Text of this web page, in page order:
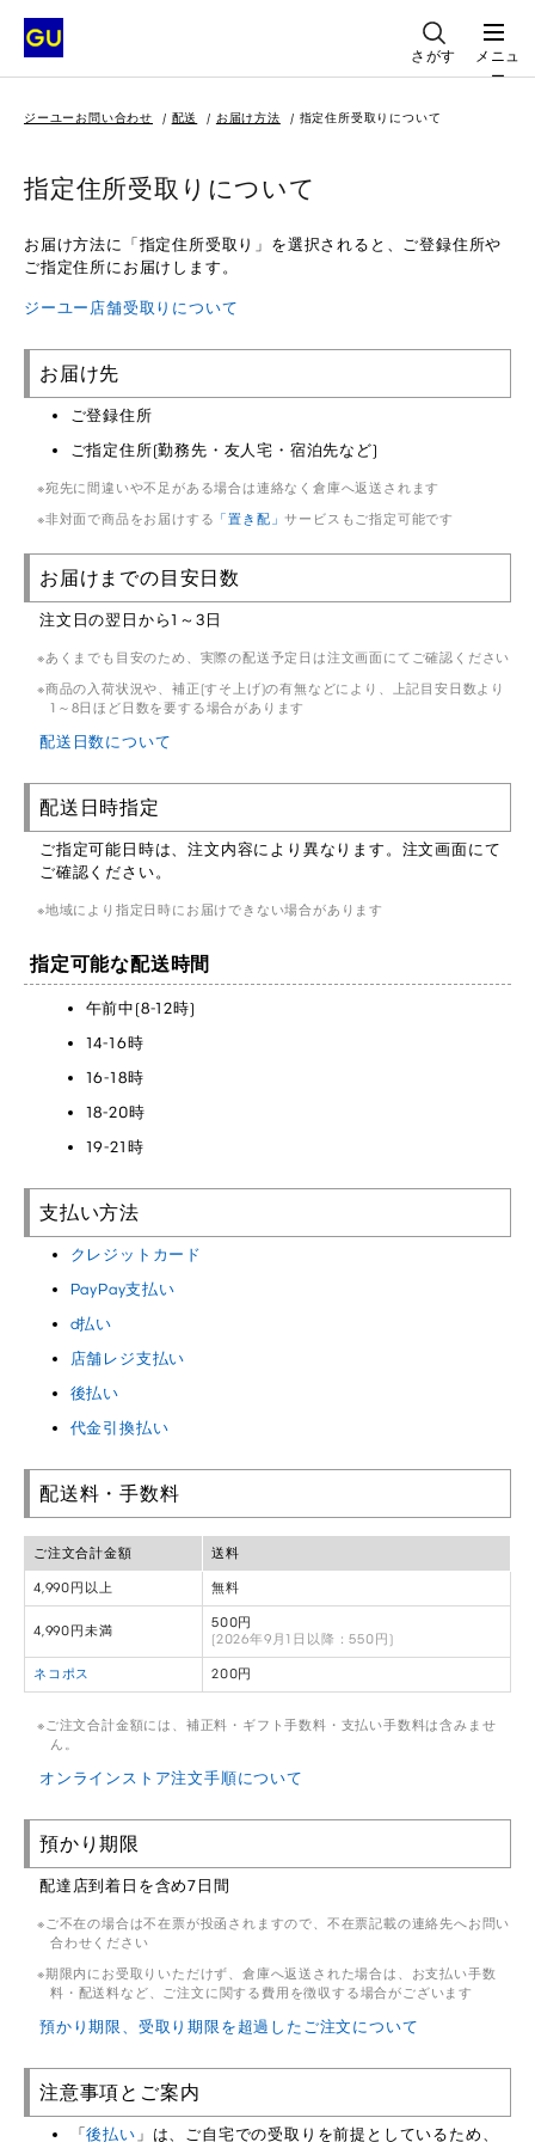
さがす
メニュ
ー
ジーユーお問い合わせ 配送 お届け方法 指定住所受取りについて
指定住所受取りについて
お届け方法に「指定住所受取り」を選択されると、ご登録住所や
ご指定住所にお届けします。
ジーユー店舗受取りについて
お届け先
ご登録住所
ご指定住所(勤務先・友人宅・宿泊先など)
宛先に間違いや不足がある場合は連絡なく倉庫へ返送されます
非対面で商品をお届けする 「置き配」サービスもご指定可能です
お届けまでの目安日数
注文日の翌日から1～3日
あくまでも目安のため、実際の配送予定日は注文画面にてご確認ください
商品の入荷状況や、補正(すそ上げ)の有無などにより、上記目安日数より
1～8日ほど日数を要する場合があります
配送日数について
配送日時指定
ご指定可能日時は、注文内容により異なります。注文画面にて
ご確認ください。
地域により指定日時にお届けできない場合があります
指定可能な配送時間
午前中(8-12時)
14-16時
16-18時
18-20時
19-21時
支払い方法
クレジットカード
PayPay支払い
d払い
店舗レジ支払い
後払い
代金引換払い
配送料・手数料
ご注文合計金額 送料
4,990円以上 無料
4,990円未満
500円
(2026年9月1日以降：550円)
ネコポス 200円
ご注文合計金額には、補正料・ギフト手数料・支払い手数料は含みませ
ん。
オンラインストア注文手順について
預かり期限
配達店到着日を含め7日間
ご不在の場合は不在票が投函されますので、不在票記載の連絡先へお問い
合わせください
期限内にお受取りいただけず、倉庫へ返送された場合は、お支払い手数
料・配送料など、ご注文に関する費用を徴収する場合がございます
預かり期限、受取り期限を超過したご注文について
注意事項とご案内
「後払い 」は、ご自宅での受取りを前提としているため、